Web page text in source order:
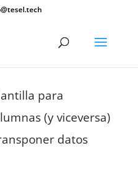
para
(y viceversa)
datos